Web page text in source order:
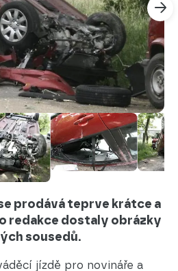
4
prodává teprve krátce a
redakce dostaly obrázky
sousedů.
jízdě pro novináře a